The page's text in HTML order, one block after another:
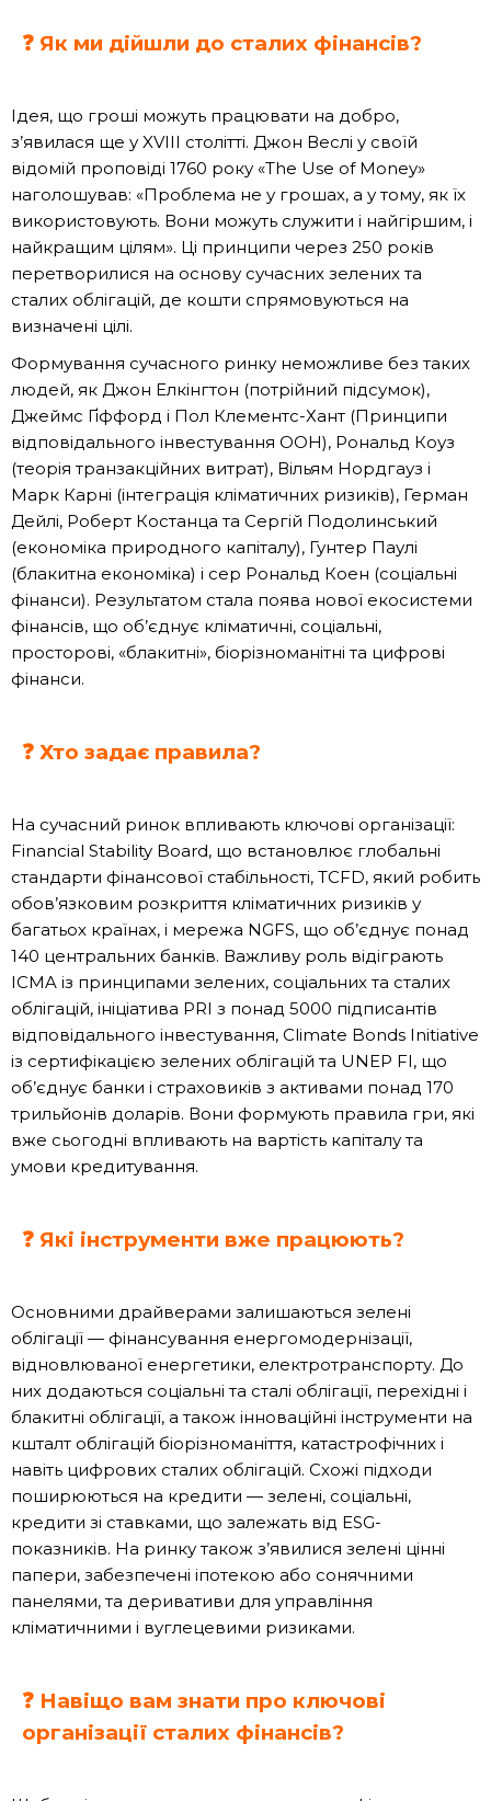
❓ Як ми дійшли до сталих фінансів?
Ідея, що гроші можуть працювати на добро,
з’явилася ще у XVIII столітті. Джон Веслі у своїй
відомій проповіді 1760 року «The Use of Money»
наголошував: «Проблема не у грошах, а у тому, як їх
використовують. Вони можуть служити і найгіршим, і
найкращим цілям». Ці принципи через 250 років
перетворилися на основу сучасних зелених та
сталих облігацій, де кошти спрямовуються на
визначені цілі.
Формування сучасного ринку неможливе без таких
людей, як Джон Елкінгтон (потрійний підсумок),
Джеймс Ґіффорд і Пол Клементс-Хант (Принципи
відповідального інвестування ООН), Рональд Коуз
(теорія транзакційних витрат), Вільям Нордгауз і
Марк Карні (інтеграція кліматичних ризиків), Герман
Дейлі, Роберт Костанца та Сергій Подолинський
(економіка природного капіталу), Гунтер Паулі
(блакитна економіка) і сер Рональд Коен (соціальні
фінанси). Результатом стала поява нової екосистеми
фінансів, що об’єднує кліматичні, соціальні,
просторові, «блакитні», біорізноманітні та цифрові
фінанси.
❓ Хто задає правила?
На сучасний ринок впливають ключові організації:
Financial Stability Board, що встановлює глобальні
стандарти фінансової стабільності, TCFD, який робить
обов’язковим розкриття кліматичних ризиків у
багатьох країнах, і мережа NGFS, що об’єднує понад
140 центральних банків. Важливу роль відіграють
ICMA із принципами зелених, соціальних та сталих
облігацій, ініціатива PRI з понад 5000 підписантів
відповідального інвестування, Climate Bonds Initiative
із сертифікацією зелених облігацій та UNEP FI, що
об’єднує банки і страховиків з активами понад 170
трильйонів доларів. Вони формують правила гри, які
вже сьогодні впливають на вартість капіталу та
умови кредитування.
❓ Які інструменти вже працюють?
Основними драйверами залишаються зелені
облігації — фінансування енергомодернізації,
відновлюваної енергетики, електротранспорту. До
них додаються соціальні та сталі облігації, перехідні і
блакитні облігації, а також інноваційні інструменти на
кшталт облігацій біорізноманіття, катастрофічних і
навіть цифрових сталих облігацій. Схожі підходи
поширюються на кредити — зелені, соціальні,
кредити зі ставками, що залежать від ESG-
показників. На ринку також з’явилися зелені цінні
папери, забезпечені іпотекою або сонячними
панелями, та деривативи для управління
кліматичними і вуглецевими ризиками.
❓ Навіщо вам знати про ключові
організації сталих фінансів?